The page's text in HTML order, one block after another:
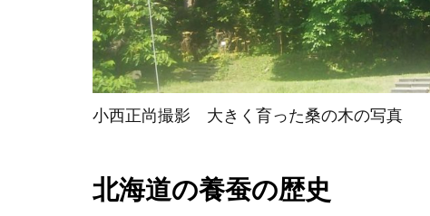
小西正尚撮影 大きく育った桑の木の写真
北海道の養蚕の歴史